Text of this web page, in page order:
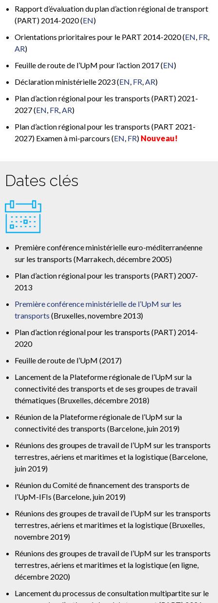
Rapport d’évaluation du plan d’action régional de transport
(PART) 2014-2020 (EN)
Orientations prioritaires pour le PART 2014-2020 (EN, FR,
AR)
Feuille de route de l’UpM pour l’action 2017 (EN)
Déclaration ministérielle 2023 (EN, FR,AR)
Plan d’action régional pour les transports (PART) 2021-
2027 (EN, FR,AR)
Plan d’action régional pour les transports (PART 2021-
2027) Examen à mi-parcours (EN, FR) Nouveau!
Dates clés
Première conférence ministérielle euro-méditerranéenne
sur les transports (Marrakech, décembre 2005)
Plan d’action régional pour les transports (PART) 2007-
2013
Première conférence ministérielle de l’UpM sur les
transports (Bruxelles, novembre 2013)
Plan d’action régional pour les transports (PART) 2014-
2020
Feuille de route de l’UpM (2017)
Lancement de la Plateforme régionale de l’UpM sur la
connectivité des transports et de ses groupes de travail
thématiques (Bruxelles, décembre 2018)
Réunion de la Plateforme régionale de l’UpM sur la
connectivité des transports (Barcelone, juin 2019)
Réunions des groupes de travail de l’UpM sur les transports
terrestres, aériens et maritimes et la logistique (Barcelone,
juin 2019)
Réunion du Comité de financement des transports de
l’UpM-IFIs (Barcelone, juin 2019)
Réunions des groupes de travail de l’UpM sur les transports
terrestres, aériens et maritimes et la logistique (Bruxelles,
novembre 2019)
Réunions des groupes de travail de l’UpM sur les transports
terrestres, aériens et maritimes et la logistique (en ligne,
décembre 2020)
Lancement du processus de consultation multipartite sur le